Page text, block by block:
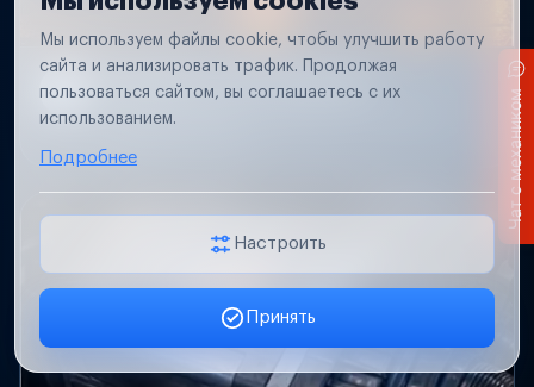
Не работает свет прицепа
Проверим проводку и разъемы, восстановим
Мы используем файлы cookie, чтобы улучшить работу
сайта и анализировать трафик. Продолжая
пользоваться сайтом, вы соглашаетесь с их
использованием.
Подробнее
Настроить
Принять
Заявка онлайн
Чат с механиком